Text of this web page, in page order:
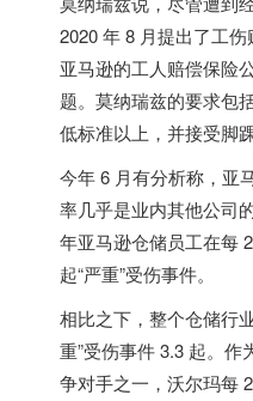
2020 年 8 月提出了工
亚马逊的工人赔偿保险
题。莫纳瑞兹的要求包
低标准以上，并接受脚踝
今年 6 月有分析称，亚
率几乎是业内其他公司
年亚马逊仓储员工在每
起“严重”受伤事件。
相比之下，整个仓储行
重”受伤事件 3.3 起。
争对手之一，沃尔玛每